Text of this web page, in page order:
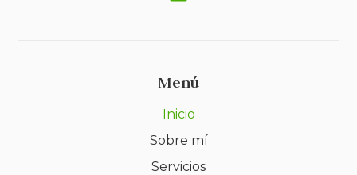
Menú
Inicio
Sobre mí
Servicios